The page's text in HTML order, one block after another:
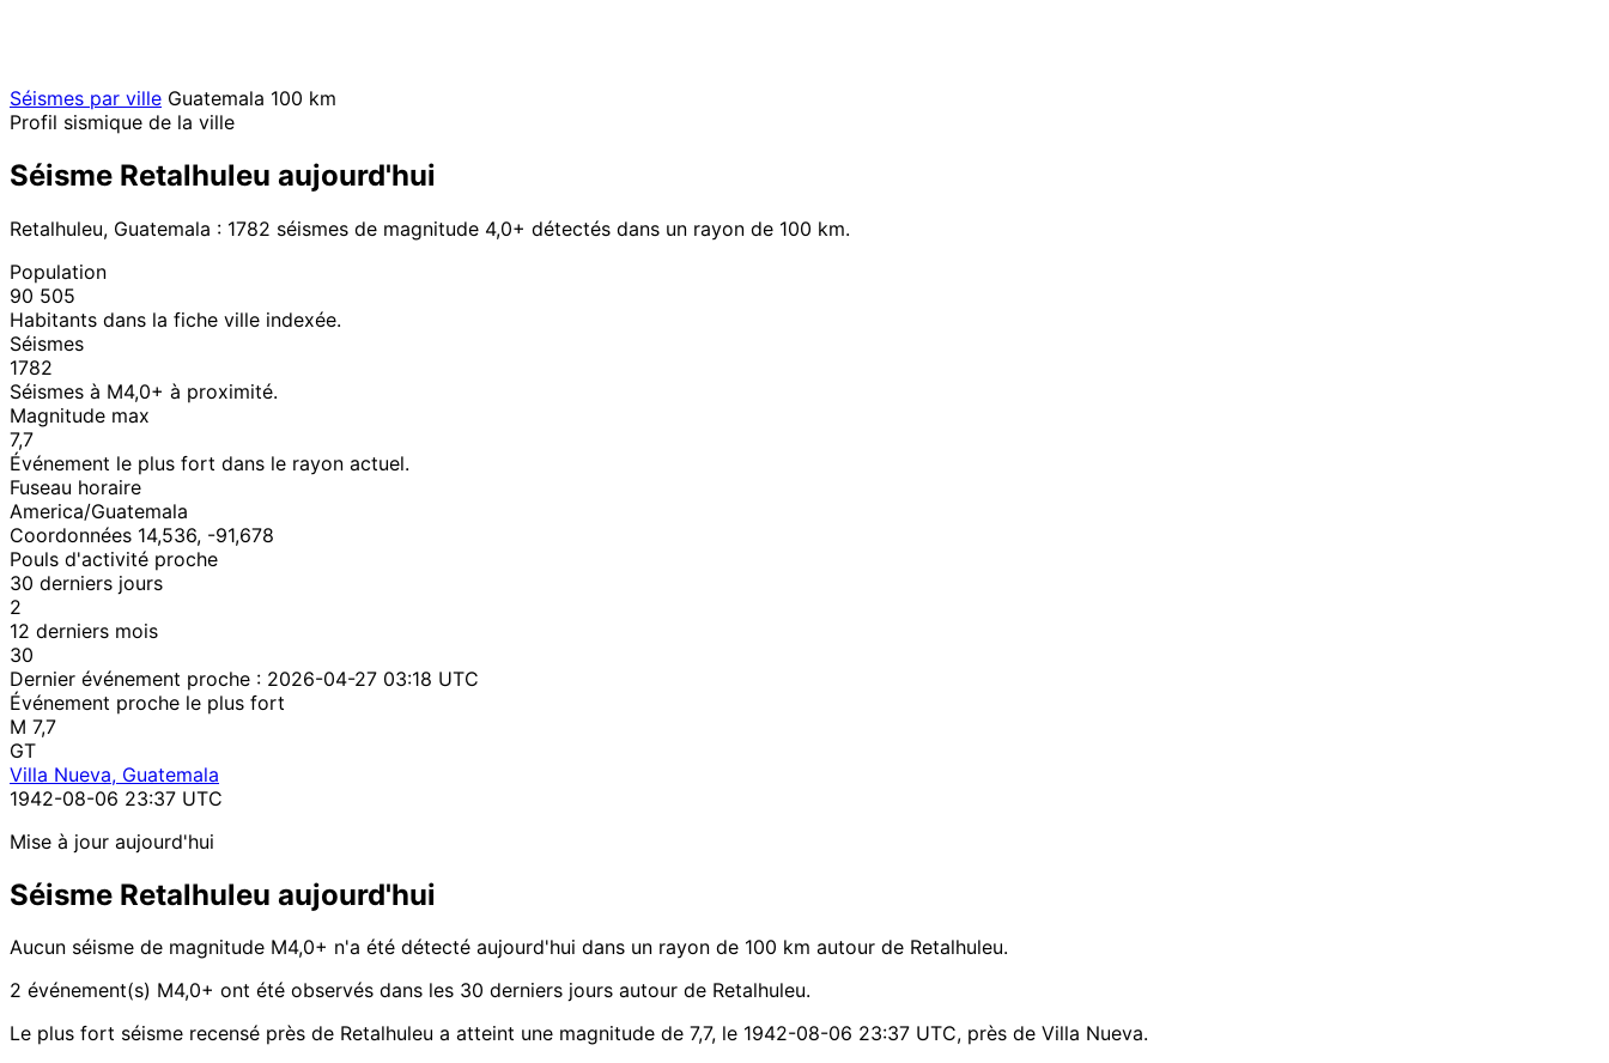
Séismes par ville Guatemala 100 km
Profil sismique de la ville
Séisme Retalhuleu aujourd'hui
Retalhuleu, Guatemala : 1782 séismes de magnitude 4,0+ détectés dans un rayon de 100 km.
Population
90 505
Habitants dans la fiche ville indexée.
Séismes
1782
Séismes à M4,0+ à proximité.
Magnitude max
7,7
Événement le plus fort dans le rayon actuel.
Fuseau horaire
America/Guatemala
Coordonnées 14,536, -91,678
Pouls d'activité proche
30 derniers jours
2
12 derniers mois
30
Dernier événement proche : 2026-04-27 03:18 UTC
Événement proche le plus fort
M 7,7
GT
Villa Nueva, Guatemala
1942-08-06 23:37 UTC
Mise à jour aujourd'hui
Séisme Retalhuleu aujourd'hui
Aucun séisme de magnitude M4,0+ n'a été détecté aujourd'hui dans un rayon de 100 km autour de Retalhuleu.
2 événement(s) M4,0+ ont été observés dans les 30 derniers jours autour de Retalhuleu.
Le plus fort séisme recensé près de Retalhuleu a atteint une magnitude de 7,7, le 1942-08-06 23:37 UTC, près de Villa Nueva.